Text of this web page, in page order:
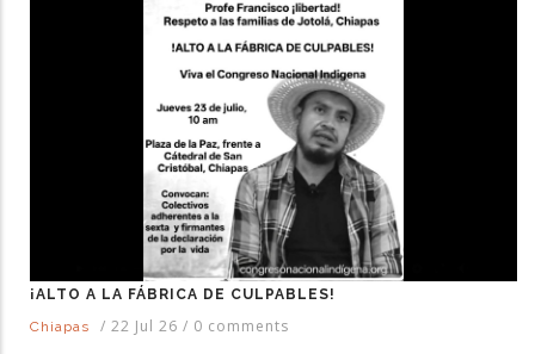
¡ALTO A LA FÁBRICA DE CULPABLES!
Chiapas
/ 22 Jul 26 / 0 comments